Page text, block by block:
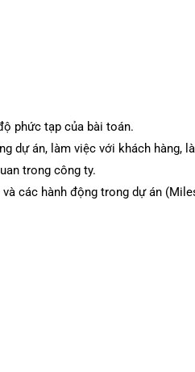
phức tạp của bài toán.
dự án, làm việc với khách hàng,
trong công ty.
các hành động trong dự án